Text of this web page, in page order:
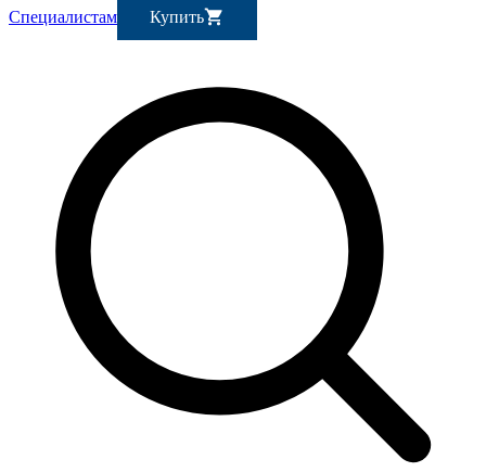
Специалистам Купить